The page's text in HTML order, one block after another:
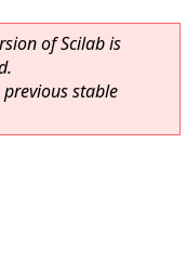
of Scilab is
stable